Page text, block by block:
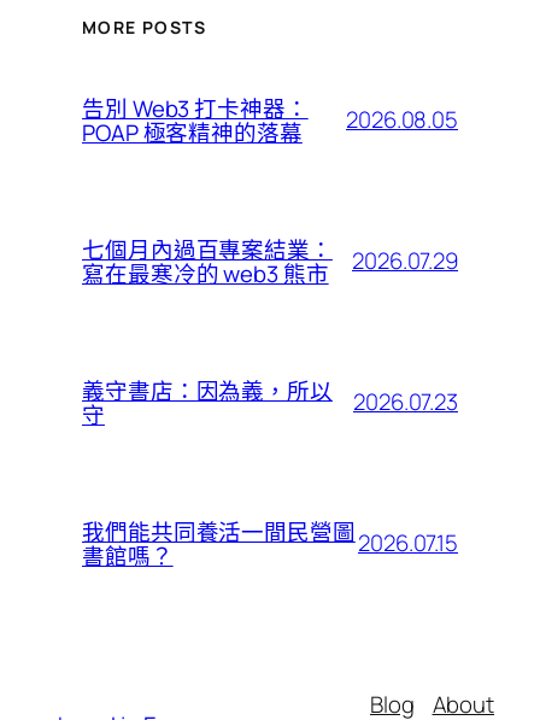
MORE POSTS
告別 Web3 打卡神器：
POAP 極客精神的落幕 2026.08.05
七個月內過百專案結業：
寫在最寒冷的 web3 熊市 2026.07.29
義守書店：因為義，所以
守 2026.07.23
我們能共同養活一間民營圖
書館嗎？ 2026.07.15
Blog
About